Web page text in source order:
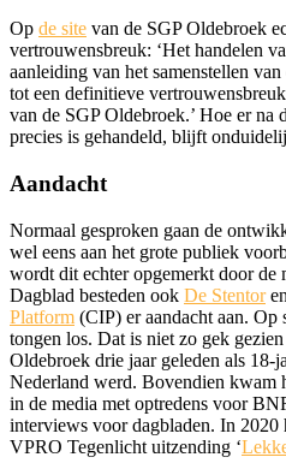
Op de site van de SGP Oldebroek
vertrouwensbreuk: ‘Het handelen
aanleiding van het samenstellen
tot een definitieve
van de SGP Oldebroek.’ Hoe er na
precies is gehandeld, blijft
Aandacht
Normaal gesproken gaan de
wel eens aan het grote publiek
wordt dit echter opgemerkt door de
Dagblad besteden ook De Stentor
Platform (CIP) er aandacht aan. Op
tongen los. Dat is niet zo gek
Oldebroek drie jaar geleden als 18-
Nederland werd. Bovendien kwam
in de media met optredens voor
interviews voor dagbladen. In 2020
VPRO Tegenlicht uitzending ‘